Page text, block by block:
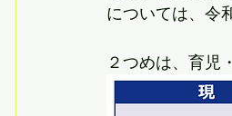
については、令
２つめは、育児